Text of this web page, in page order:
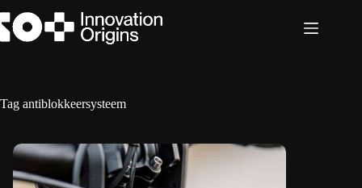
naar
de
Tag antiblokkeersysteem